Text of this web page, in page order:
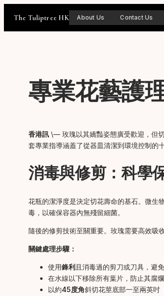
The Tuliptree HK About Us Contact Us
專業花藝護
香港訊 \— 玫瑰以其嬌豔姿態廣受歡迎，但
套專業指導涵蓋了從器皿清潔到環境控制的
消毒與修剪：科學
花瓶的潔淨度是決定切花壽命的基石。微生
毒，以確保容器內無殘留細菌。
隨後的修剪技術至關重要。玫瑰需要高效吸
關鍵處理步驟：
使用鋒利且消毒過的剪刀或刀具，避
在水線以下移除所有葉片，防止其腐爛
以約45度角斜切花莖底部一至兩英吋